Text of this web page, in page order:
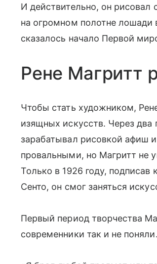
И действительно, он рисовал
на огромном полотне
сказалось начало Первой
Рене Магритт
Чтобы стать художником,
изящных искусств. Через два
зарабатывал рисовкой афиш
провальными, но Магритт не
Только в 1926 году, подписав
Сенто, он смог заняться
Первый период творчества
современники так и не